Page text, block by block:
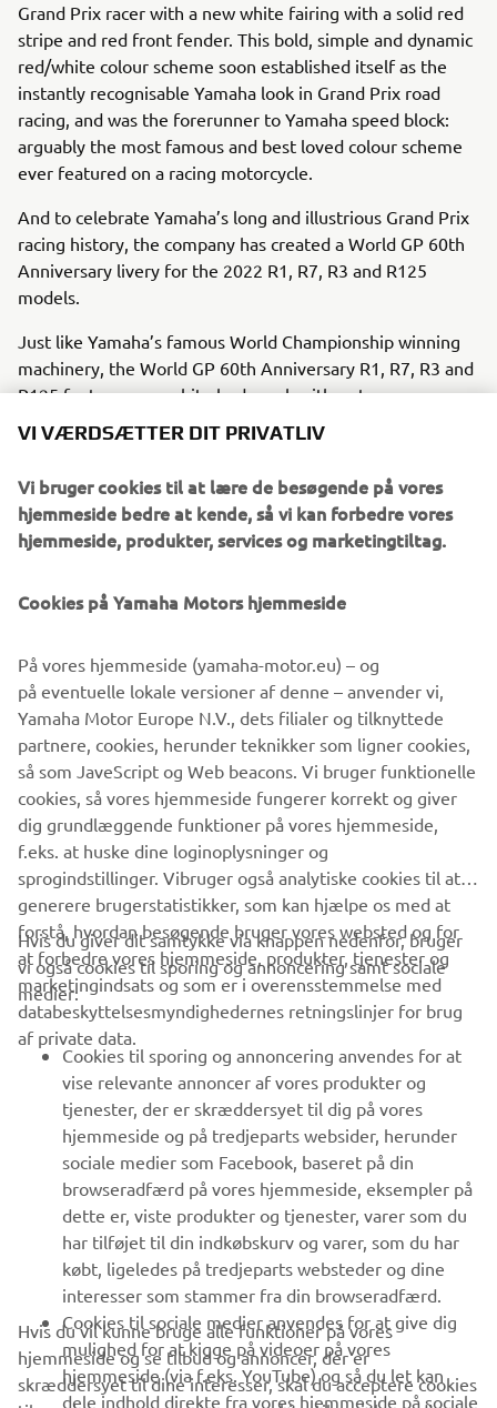
Grand Prix racer with a new white fairing with a solid red
stripe and red front fender. This bold, simple and dynamic
red/white colour scheme soon established itself as the
instantly recognisable Yamaha look in Grand Prix road
racing, and was the forerunner to Yamaha speed block:
arguably the most famous and best loved colour scheme
ever featured on a racing motorcycle.
And to celebrate Yamaha’s long and illustrious Grand Prix
racing history, the company has created a World GP 60th
Anniversary livery for the 2022 R1, R7, R3 and R125
models.
Just like Yamaha’s famous World Championship winning
machinery, the World GP 60th Anniversary R1, R7, R3 and
R125 feature pure white bodywork with a strong
horizontal red stripe and white vertical lines creating the
features an all-red front fender and gold coloured wheels
just like winning Yamaha’s factory bikes, and this timeless
look is completed with a yellow front number plate, an
anniversary emblem and a red stripe running along the
DISCOVER IN DETAIL THE 2022 WORLD GP 60TH
ANNIVERSARY MODELS
VIRKSOMHED
B2B
MERE YAMAHA
SUPPORT
NYHEDSBREV
Vær den første til at få besked om de seneste tilbud, særlige
arrangementer, nye udgivelser og meget mere.
VI VÆRDSÆTTER DIT PRIVATLIV
Vi bruger cookies til at lære de besøgende på vores
hjemmeside bedre at kende, så vi kan forbedre vores
hjemmeside, produkter, services og marketingtiltag.
Cookies på Yamaha Motors hjemmeside
På vores hjemmeside (yamaha-motor.eu) – og
på eventuelle lokale versioner af denne – anvender vi,
Yamaha Motor Europe N.V., dets filialer og tilknyttede
partnere, cookies, herunder teknikker som ligner cookies,
så som JaveScript og Web beacons. Vi bruger funktionelle
cookies, så vores hjemmeside fungerer korrekt og giver
dig grundlæggende funktioner på vores hjemmeside,
f.eks. at huske dine loginoplysninger og
sprogindstillinger. Vibruger også analytiske cookies til at
generere brugerstatistikker, som kan hjælpe os med at
forstå, hvordan besøgende bruger vores websted og for
at forbedre vores hjemmeside, produkter, tjenester og
marketingindsats og som er i overensstemmelse med
databeskyttelsesmyndighedernes retningslinjer for brug
af private data.
Hvis du giver dit samtykke via knappen nedenfor, bruger
vi også cookies til sporing og annoncering samt sociale
medier:
Cookies til sporing og annoncering anvendes for at
vise relevante annoncer af vores produkter og
tjenester, der er skræddersyet til dig på vores
hjemmeside og på tredjeparts websider, herunder
sociale medier som Facebook, baseret på din
browseradfærd på vores hjemmeside, eksempler på
dette er, viste produkter og tjenester, varer som du
har tilføjet til din indkøbskurv og varer, som du har
købt, ligeledes på tredjeparts websteder og dine
interesser som stammer fra din browseradfærd.
Cookies til sociale medier anvendes for at give dig
mulighed for at kigge på videoer på vores
hjemmeside (via f.eks. YouTube) og så du let kan
dele indhold direkte fra vores hjemmeside på sociale
Hvis du vil kunne bruge alle funktioner på vores
hjemmeside og se tilbud og annoncer, der er
skræddersyet til dine interesser, skal du acceptere cookies